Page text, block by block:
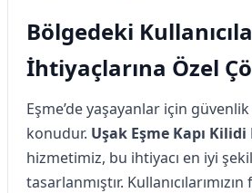
Bölgedeki
İhtiyaçlarına Özel
Eşme’de yaşayanlar için
konudur. Uşak Eşme Kapı
hizmetimiz, bu ihtiyacı en iyi
tasarlanmıştır.